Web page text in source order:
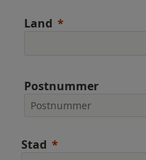
Land
Postnummer
Stad